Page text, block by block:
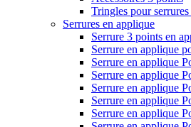
Tringles pour
Serrures en applique
Serrure 3 points en
Serrure en applique
Serrure en applique
Serrure en applique
Serrure en applique
Serrure en applique
Serrure en applique